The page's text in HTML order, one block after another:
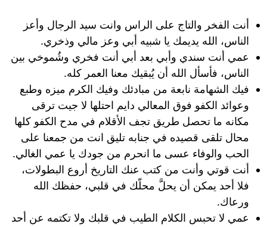
أنت الفخر والتاج على الراس وانت سيد الرجال وأعز
الناس، الله يديمك يا شبيه أبي وعز مالي وذخري.
عمي أنت سندي وأبي بعد أبي أنت فخري وشُموخي بين
الناس، فأسأل الله أن يُبقيك معنا العمر كله.
فيك الشهامة نابعة من مبادئك وفيك الكرم ميزه وطبع
وعوائد الكفو فوق المعالي دايم احتلها لا جيت ترقى
مكانه ما تحصل طريق تجف الأقلام في مدح الكفو كلها
محال تلقى قصيده في جنابه تليق انت من جمعنا على
الحب والوفاء عسى ما انحرم من جودك يا عمي الغالي.
أنت قوتي وأنت من كتب عنك التاريخ أروع البطولات،
فلا أحد يمكن أن يحلَّ محلّك في قلبي، حفظك الله
ورعاك.
عمي لا تحبس الكلام الطيب في قلبك ولا تكتمه عن أحد